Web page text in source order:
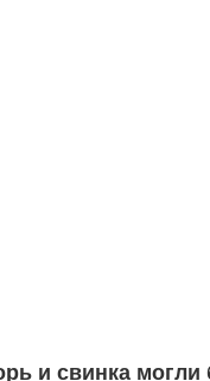
и свинка